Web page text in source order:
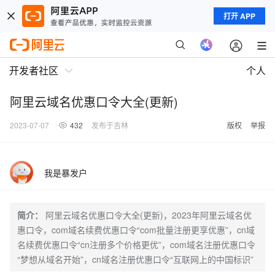
打开 APP
开发者社区 个人
阿里云域名优惠口令大全(更新)
2023-07-07 432 发布于吉林 版权 举报
我是暴发户
简介：
阿里云域名优惠口令大全(更新)，2023年阿里云域名优
惠口令，com域名续费优惠口令“com批量注册更享优惠”，cn域
名续费优惠口令“cn注册多个价格更优”，com域名注册优惠口令
“梦想从域名开始”，cn域名注册优惠口令“互联网上的中国标识”